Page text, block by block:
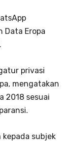
Data Eropa
privasi
mengatakan
2018 sesuai
subjek